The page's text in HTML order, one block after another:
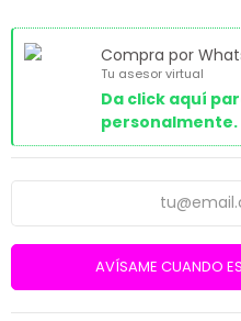
Compra por
Tu asesor virtual
Da click aquí
personalmente.
AVÍSAME CUANDO